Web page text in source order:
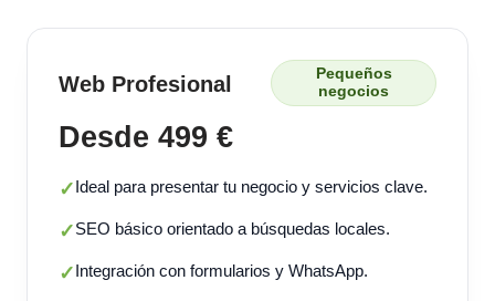
Web Profesional
Pequeños
negocios
Desde 499 €
✓Ideal para presentar tu negocio y servicios clave.
✓SEO básico orientado a búsquedas locales.
✓Integración con formularios y WhatsApp.